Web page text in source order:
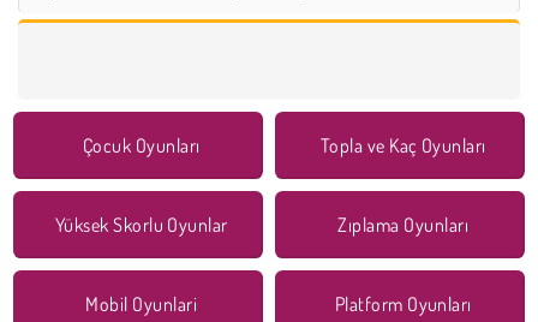
Çocuk Oyunları Topla ve Kaç Oyunları
Yüksek Skorlu Oyunlar Zıplama Oyunları
Mobil Oyunlari Platform Oyunları